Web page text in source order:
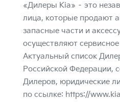
«Дилеры Kia» – это
лица, которые продают
запасные части и
осуществляют
Актуальный список
Российской Федерации,
Дилеров, юридические
по ссылке: https://